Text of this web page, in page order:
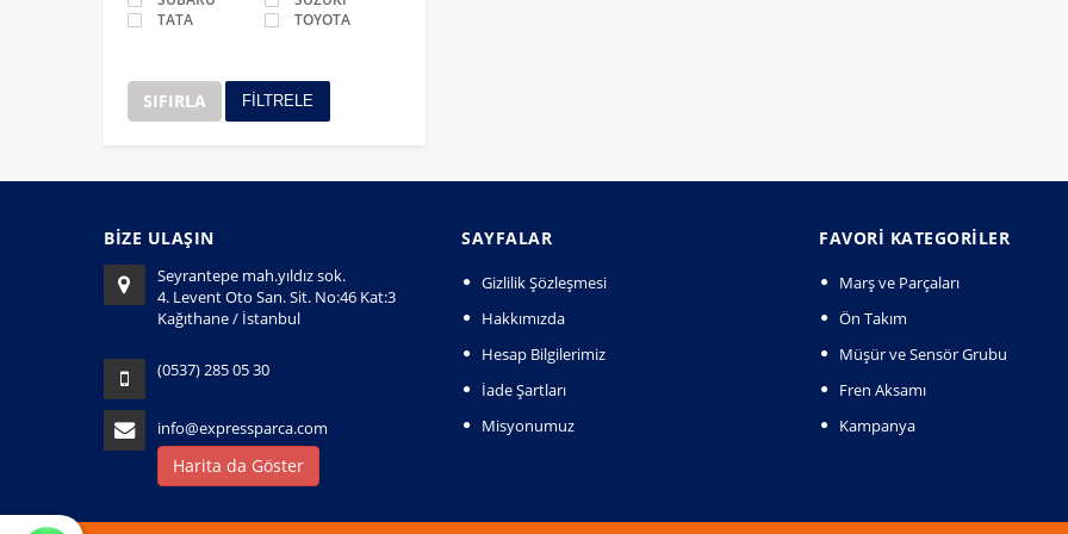
TATA
TOYOTA
SIFIRLA FİLTRELE
BİZE ULAŞIN
Seyrantepe mah.yıldız sok.
4. Levent Oto San. Sit. No:46 Kat:3
Kağıthane / İstanbul
(0537) 285 05 30
info@expressparca.com
Harita da Göster
SAYFALAR
Gizlilik Şözleşmesi
Hakkımızda
Hesap Bilgilerimiz
İade Şartları
Misyonumuz
FAVORI KATEGORILER
Marş ve Parçaları
Ön Takım
Müşür ve Sensör Grubu
Fren Aksamı
Kampanya